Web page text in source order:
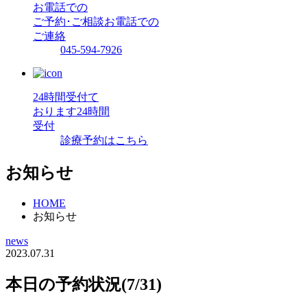
お電話での
ご予約･ご相談お電話での
ご連絡
045-594-7926
24時間受付て
おります24時間
受付
診療予約はこちら
お知らせ
HOME
お知らせ
news
2023.07.31
本日の予約状況(7/31)